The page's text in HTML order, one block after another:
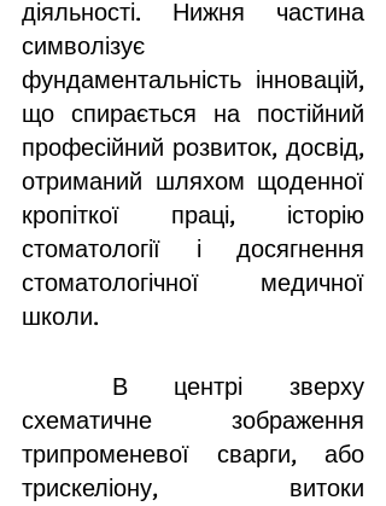
діяльності. Нижня частина
символізує
фундаментальність інновацій,
що спирається на постійний
професійний розвиток, досвід,
отриманий шляхом щоденної
кропіткої праці, історію
стоматології і досягнення
стоматологічної медичної
школи.
схематичне зображення
трипроменевої сварги, або
трискеліону, витоки